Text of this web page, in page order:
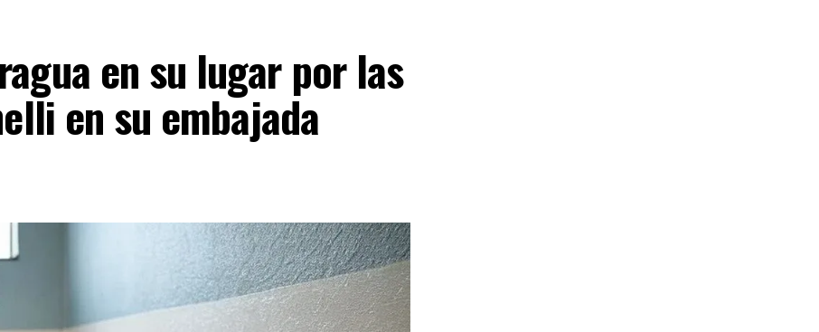
en su lugar por las
en su embajada